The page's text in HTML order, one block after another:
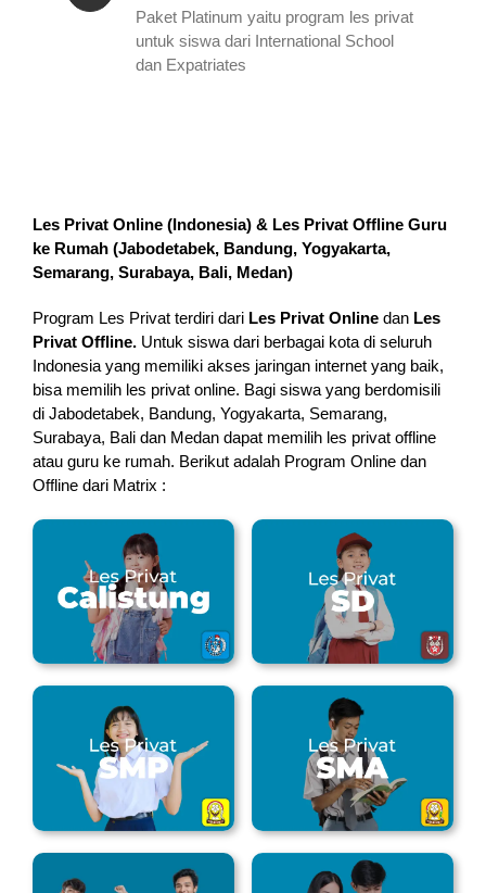
Paket Platinum yaitu program les privat
untuk siswa dari International School
dan Expatriates
Les Privat Online (Indonesia) & Les Privat Offline Guru
ke Rumah (Jabodetabek, Bandung, Yogyakarta,
Semarang, Surabaya, Bali, Medan)
Program Les Privat terdiri dari Les Privat Online dan Les
Privat Offline. Untuk siswa dari berbagai kota di seluruh
Indonesia yang memiliki akses jaringan internet yang baik,
bisa memilih les privat online. Bagi siswa yang berdomisili
di Jabodetabek, Bandung, Yogyakarta, Semarang,
Surabaya, Bali dan Medan dapat memilih les privat offline
atau guru ke rumah. Berikut adalah Program Online dan
Offline dari Matrix :